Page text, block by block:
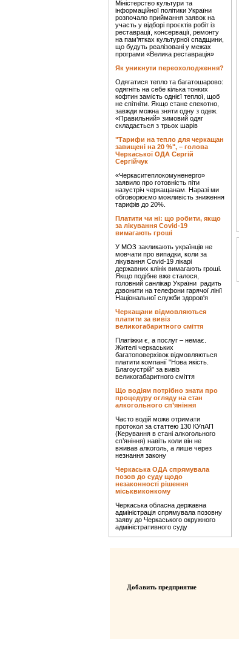
Міністерство культури та
інформаційної політики України
розпочало приймання заявок на
участь у відборі проєктів робіт із
реставрації, консервації, ремонту
на пам’ятках культурної спадщини,
що будуть реалізовані у межах
програми «Велика реставрація»
Як уникнути переохолодження?
Одягатися тепло та багатошарово:
одягніть на себе кілька тонких
кофтин замість однієї теплої, щоб
не спітніти. Якщо стане спекотно,
завжди можна зняти одну з одеж.
«Правильний» зимовий одяг
складається з трьох шарів
"Тарифи на тепло для черкащан
завищені на 20 %", – голова
Черкаської ОДА Сергій
Сергійчук
«Черкаситеплокомуненерго»
заявило про готовність піти
назустріч черкащанам. Наразі ми
обговорюємо можливість зниження
тарифів до 20%.
Платити чи ні: що робити, якщо
за лікування Covid-19
вимагають гроші
У МОЗ закликають українців не
мовчати про випадки, коли за
лікування Covid-19 лікарі
державних клінік вимагають гроші.
Якщо подібне вже сталося,
головний санлікар України радить
дзвонити на телефони гарячої лінії
Національної служби здоров'я
Черкащани відмовляються
платити за вивіз
великогабаритного сміття
Платіжки є, а послуг – немає.
Жителі черкаських
багатоповерхівок відмовляються
платити компанії "Нова якість.
Благоустрій" за вивіз
великогабаритного сміття
Що водіям потрібно знати про
процедуру огляду на стан
алкогольного сп’яніння
Часто водій може отримати
протокол за статтею 130 КУпАП
(Керування в стані алкогольного
сп’яніння) навіть коли він не
вживав алкоголь, а лише через
незнання закону
Черкаська ОДА спрямувала
позов до суду щодо
незаконності рішення
міськвиконкому
Черкаська обласна державна
адміністрація спрямувала позовну
заяву до Черкаського окружного
адміністративного суду
Добавить предприятие